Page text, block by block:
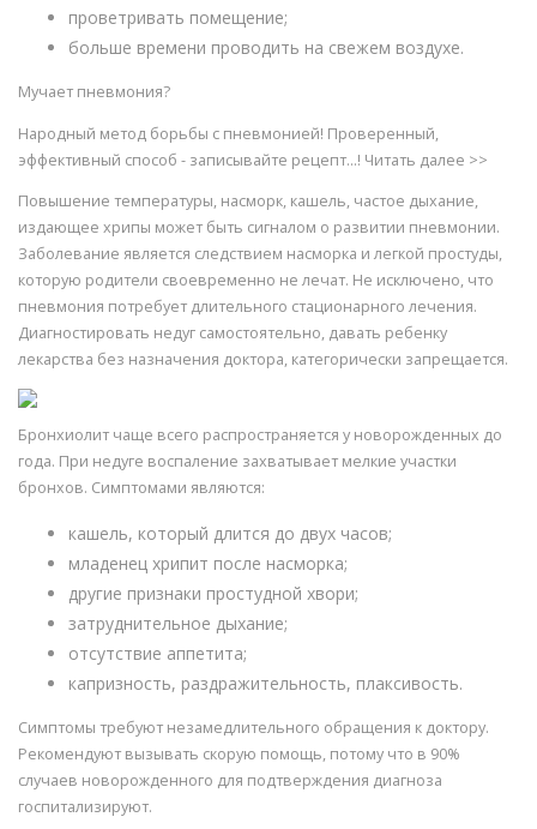
проветривать помещение;
больше времени проводить на свежем воздухе.
Мучает пневмония?
Народный метод борьбы с пневмонией! Проверенный,
эффективный способ - записывайте рецепт...! Читать далее >>
Повышение температуры, насморк, кашель, частое дыхание,
издающее хрипы может быть сигналом о развитии пневмонии.
Заболевание является следствием насморка и легкой простуды,
которую родители своевременно не лечат. Не исключено, что
пневмония потребует длительного стационарного лечения.
Диагностировать недуг самостоятельно, давать ребенку
лекарства без назначения доктора, категорически запрещается.
Бронхиолит чаще всего распространяется у новорожденных до
года. При недуге воспаление захватывает мелкие участки
бронхов. Симптомами являются:
кашель, который длится до двух часов;
младенец хрипит после насморка;
другие признаки простудной хвори;
затруднительное дыхание;
отсутствие аппетита;
капризность, раздражительность, плаксивость.
Симптомы требуют незамедлительного обращения к доктору.
Рекомендуют вызывать скорую помощь, потому что в 90%
случаев новорожденного для подтверждения диагноза
госпитализируют.